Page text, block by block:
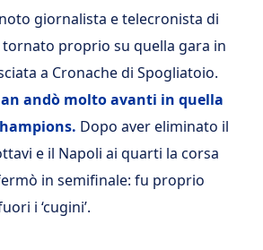
giornalista e telecronista di
proprio su quella gara in
a Cronache di Spogliatoio.
andò molto avanti in quella
Dopo aver eliminato il
e il Napoli ai quarti la corsa
in semifinale: fu proprio
i ‘cugini’.